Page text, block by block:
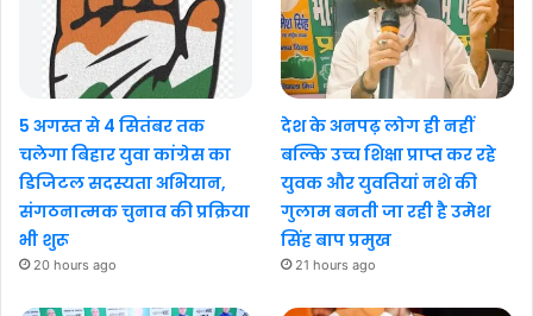
5 अगस्त से 4 सितंबर तक
चलेगा बिहार युवा कांग्रेस का
डिजिटल सदस्यता अभियान,
संगठनात्मक चुनाव की प्रक्रिया
भी शुरू
20 hours ago
देश के अनपढ़ लोग ही नहीं
बल्कि उच्च शिक्षा प्राप्त कर रहे
युवक और युवतियां नशे की
गुलाम बनती जा रही है उमेश
सिंह बाप प्रमुख
21 hours ago